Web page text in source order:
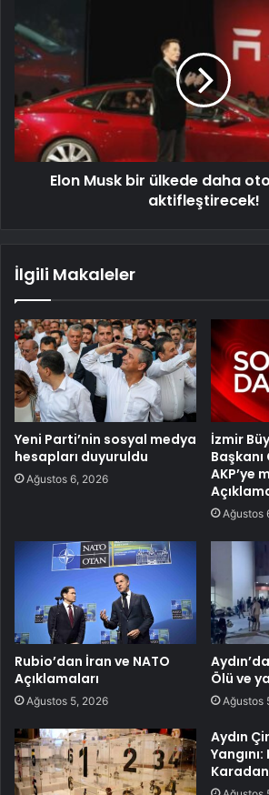
Elon Musk bir ülkede daha
aktifleştirecek!
İlgili Makaleler
Yeni Parti’nin sosyal medya
hesapları duyuruldu
Ağustos 6, 2026
İzmir
AKP’ye
Ağustos
Rubio’dan İran ve NATO
Açıklamaları
Ağustos 5, 2026
Ölü ve
Ağustos
Aydın